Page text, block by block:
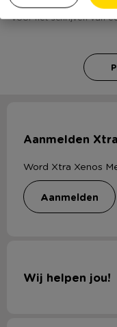
Voor het schrijven van
Aanmelden
Word Xtra Xenos
aanmelden
Wij helpen jou!